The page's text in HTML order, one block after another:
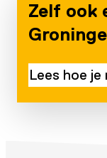
Zelf ook
Lees hoe je